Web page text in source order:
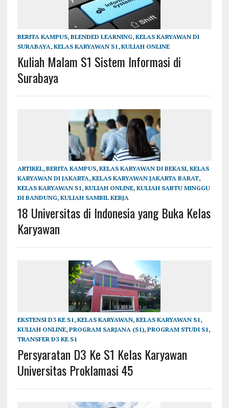
BERITA KAMPUS, BLENDED LEARNING, KELAS KARYAWAN DI
SURABAYA, KELAS KARYAWAN S1 , KULIAH ONLINE
Kuliah Malam S1 Sistem Informasi di
Surabaya
ARTIKEL, BERITA KAMPUS, KELAS KARYAWAN DI BEKASI, KELAS
KARYAWAN DI JAKARTA, KELAS KARYAWAN JAKARTA BARAT,
KELAS KARYAWAN S1 , KULIAH ONLINE, KULIAH SABTU MINGGU
DI BANDUNG, KULIAH SAMBIL KERJA
18 Universitas di Indonesia yang Buka Kelas
Karyawan
EKSTENSI D3 KE S1 , KELAS KARYAWAN, KELAS KARYAWAN S1 ,
KULIAH ONLINE, PROGRAM SARJANA (S1), PROGRAM STUDI S1 ,
TRANSFER D3 KE S1
Persyaratan D3 Ke S1 Kelas Karyawan
Universitas Proklamasi 45